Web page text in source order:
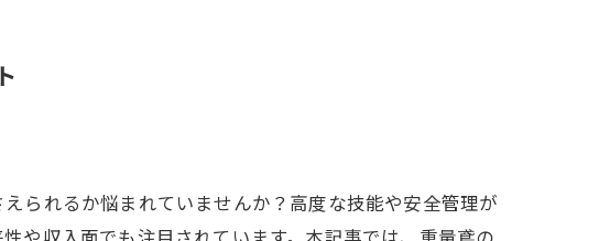
られるか悩まれていませんか？高度な技能や安全管理が